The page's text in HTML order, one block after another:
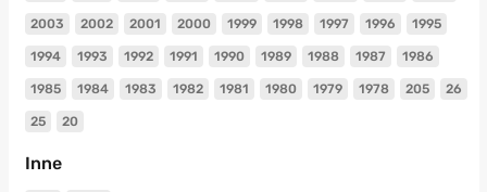
2003 2002 2001 2000 1999 1998 1997 1996 1995
1994 1993 1992 1991 1990 1989 1988 1987 1986
1985 1984 1983 1982 1981 1980 1979 1978 205 26
25 20
Inne